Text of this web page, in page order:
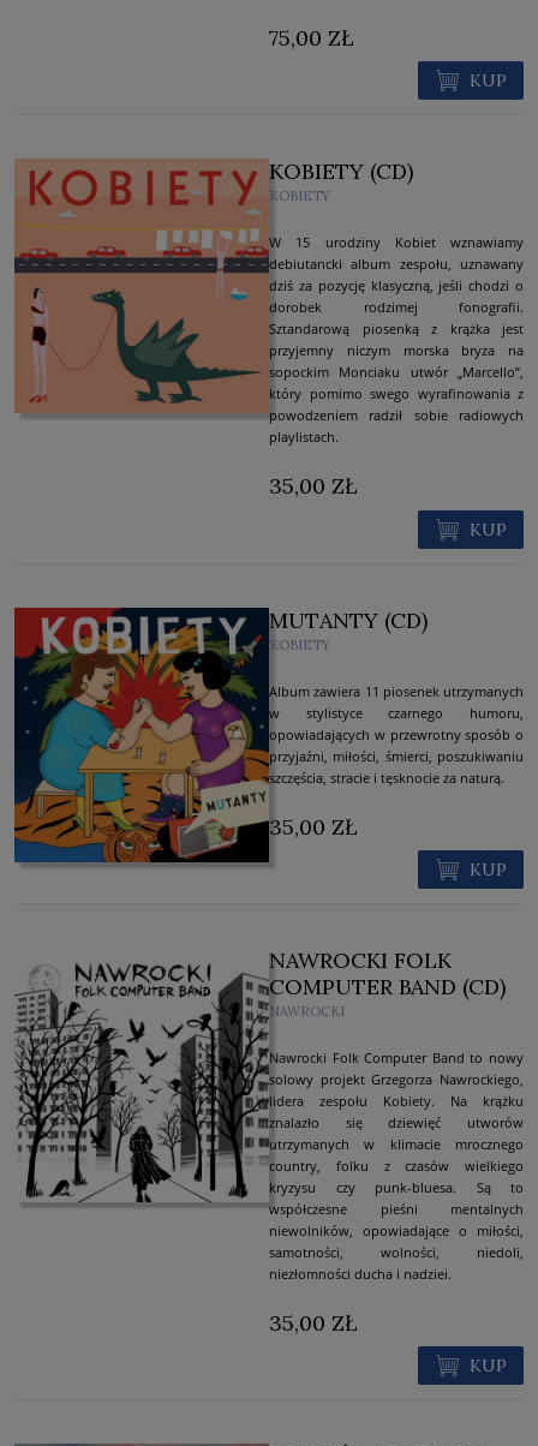
75,00 ZŁ
KUP
KOBIETY (CD)
KOBIETY
W 15 urodziny Kobiet wznawiamy
debiutancki album zespołu, uznawany
dziś za pozycję klasyczną, jeśli chodzi o
dorobek rodzimej fonografii.
Sztandarową piosenką z krążka jest
przyjemny niczym morska bryza na
sopockim Monciaku utwór „Marcello”,
który pomimo swego wyrafinowania z
powodzeniem radził sobie radiowych
playlistach.
35,00 ZŁ
KUP
MUTANTY (CD)
KOBIETY
Album zawiera 11 piosenek utrzymanych
w stylistyce czarnego humoru,
opowiadających w przewrotny sposób o
przyjaźni, miłości, śmierci, poszukiwaniu
szczęścia, stracie i tęsknocie za naturą.
35,00 ZŁ
KUP
NAWROCKI FOLK
COMPUTER BAND (CD)
NAWROCKI
Nawrocki Folk Computer Band to nowy
solowy projekt Grzegorza Nawrockiego,
lidera zespołu Kobiety. Na krążku
znalazło się dziewięć utworów
utrzymanych w klimacie mrocznego
country, folku z czasów wielkiego
kryzysu czy punk-bluesa. Są to
współczesne pieśni mentalnych
niewolników, opowiadające o miłości,
samotności, wolności, niedoli,
niezłomności ducha i nadziei.
35,00 ZŁ
KUP